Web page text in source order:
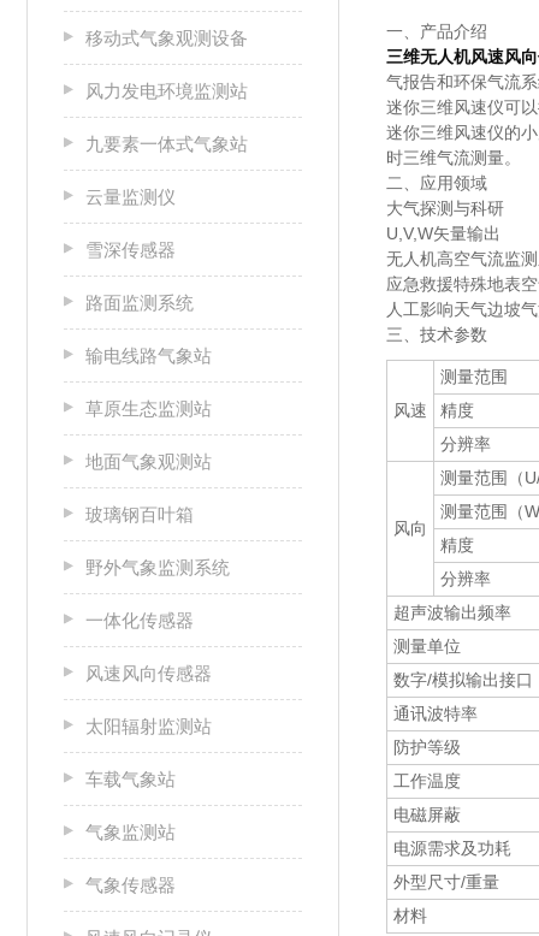
移动式气象观测设备
风力发电环境监测站
九要素一体式气象站
云量监测仪
雪深传感器
路面监测系统
输电线路气象站
草原生态监测站
地面气象观测站
玻璃钢百叶箱
野外气象监测系统
一体化传感器
风速风向传感器
太阳辐射监测站
车载气象站
气象监测站
气象传感器
一、产品介绍
三维无人机风速风
气报告和环保气流
迷你三维风速仪可
迷你三维风速仪的
时三维气流测量。
二、应用领域
大气探测与科研
U,V,W矢量输出
无人机高空气流监
应急救援特殊地表
人工影响天气边坡
三、技术参数
风速
测量范围
精度
分辨率
风向
测量范围（
测量范围（
精度
分辨率
超声波输出频率
测量单位
数字/模拟输出接口
通讯波特率
防护等级
工作温度
电磁屏蔽
电源需求及功耗
外型尺寸/重量
材料